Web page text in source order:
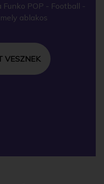
POP - Football -
ablakos
VESZNEK